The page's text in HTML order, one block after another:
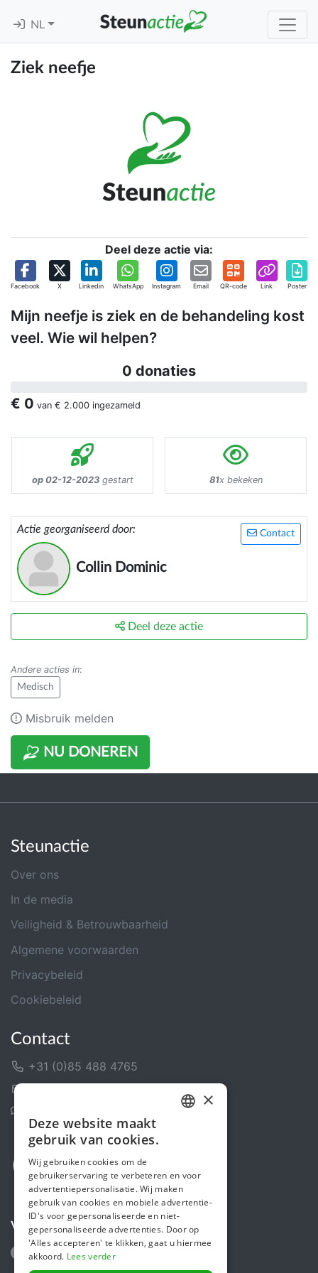
NL
Ziek neefje
Deel deze actie via:
Facebook X Linkedin WhatsApp Instagram Email QR-code Link Poster
Mijn neefje is ziek en de behandeling kost
veel. Wie wil helpen?
0 donaties
€ 0 van € 2.000 ingezameld
op 02-12-2023gestart 81x bekeken
Contact
Actie georganiseerd door:
Collin Dominic
NU DONEREN
Deel deze actie
Andere acties in:
Medisch
Misbruik melden
Steunactie
Over ons
In de media
Veiligheid & Betrouwbaarheid
Algemene voorwaarden
Privacybeleid
Cookiebeleid
Contact
+31 (0)85 488 4765
Volg ons
ENGLISH
×
Deze website maakt
gebruik van cookies.
Wij gebruiken cookies om de
gebruikerservaring te verbeteren en voor
advertentiepersonalisatie. Wij maken
gebruik van cookies en mobiele advertentie-
ID's voor gepersonaliseerde en niet-
gepersonaliseerde advertenties. Door op
'Alles accepteren' te klikken, gaat u hiermee
akkoord. Lees verder